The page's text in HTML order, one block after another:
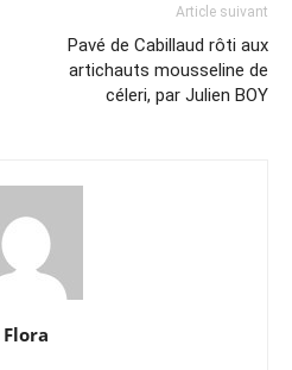
Article suivant
Pavé de Cabillaud rôti aux
artichauts mousseline de
céleri, par Julien BOY
Flora